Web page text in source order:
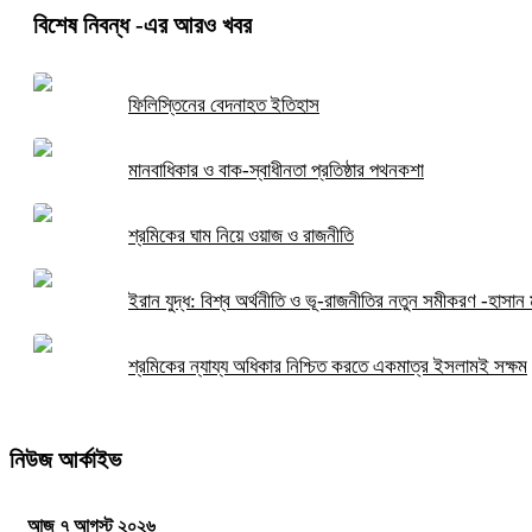
বিশেষ নিবন্ধ-এর আরও খবর
ফিলিস্তিনের বেদনাহত ইতিহাস
মানবাধিকার ও বাক-স্বাধীনতা প্রতিষ্ঠার পথনকশা
শ্রমিকের ঘাম নিয়ে ওয়াজ ও রাজনীতি
ইরান যুদ্ধ: বিশ্ব অর্থনীতি ও ভূ-রাজনীতির নতুন সমীকরণ -হাসান
শ্রমিকের ন্যায্য অধিকার নিশ্চিত করতে একমাত্র ইসলামই সক্ষম
নিউজ আর্কাইভ
আজ ৭ আগস্ট ২০২৬